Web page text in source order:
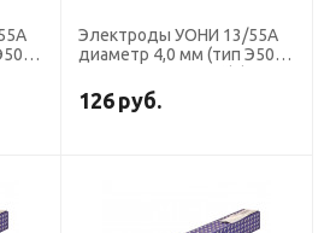
Электроды УОНИ 13/55А
диаметр 4,0 мм (тип Э50А,
5 кг, НСК)
126 руб.